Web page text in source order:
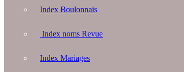
Index Boulonnais
Index noms Revue
Index Mariages